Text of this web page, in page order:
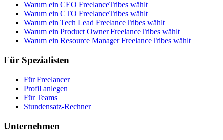
Warum ein CEO FreelanceTribes wählt
Warum ein CTO FreelanceTribes wählt
Warum ein Tech Lead FreelanceTribes wählt
Warum ein Product Owner FreelanceTribes wählt
Warum ein Resource Manager FreelanceTribes wählt
Für Spezialisten
Für Freelancer
Profil anlegen
Für Teams
Stundensatz-Rechner
Unternehmen